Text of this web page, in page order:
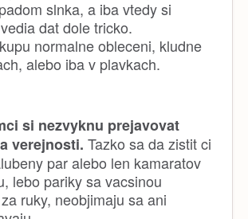
slnka, a iba vtedy si
dat dole tricko.
normalne obleceni, kludne
alebo iba v plavkach.
si nezvyknu prejavovat
verejnosti. Tazko sa da zistit ci
par alebo len kamaratov
lebo pariky sa vacsinou
ruky, neobjimaju sa ani